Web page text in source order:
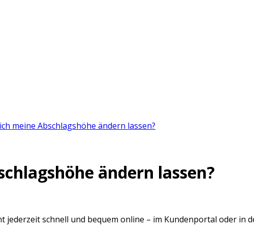
meine Abschlagshöhe ändern lassen?
ändern lassen?
jederzeit schnell und bequem online – im Kundenportal oder in